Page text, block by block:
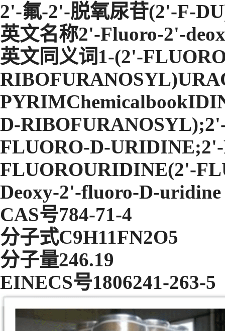
2'-氟-2'-脱氧尿苷(2'-F-
英文名称2'-Fluoro-2'-
英文同义词1-(2'-
D-
FLUORO-D-
FLUOROURIDINE(2'-
Deoxy-2'-fluoro-D-uridine
CAS号784-71-4
分子式C9H11FN2O5
分子量246.19
EINECS号1806241-263-5